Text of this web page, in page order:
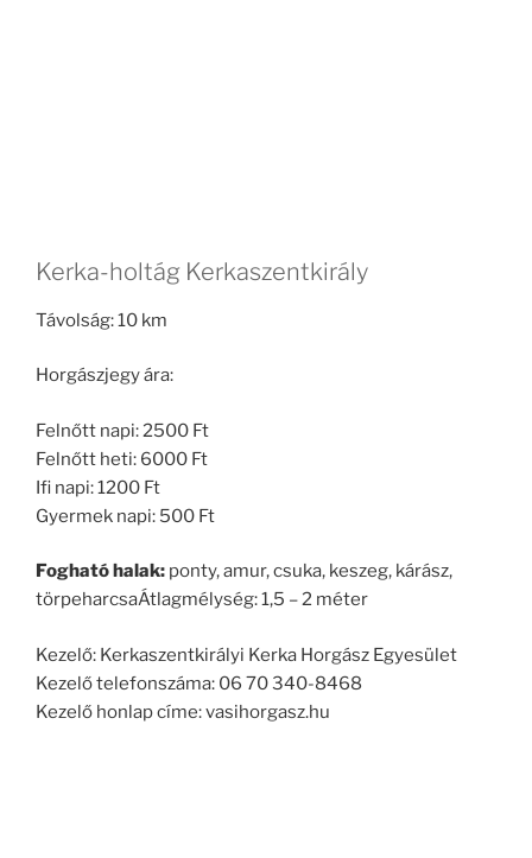
Kerka-holtág Kerkaszentkirály
Távolság: 10 km
Horgászjegy ára:
Felnőtt napi: 2500 Ft
Felnőtt heti: 6000 Ft
Ifi napi: 1200 Ft
Gyermek napi: 500 Ft
Fogható halak: ponty, amur, csuka, keszeg, kárász,
törpeharcsaÁtlagmélység: 1,5 – 2 méter
Kezelő: Kerkaszentkirályi Kerka Horgász Egyesület
Kezelő telefonszáma: 06 70 340-8468
Kezelő honlap címe: vasihorgasz.hu